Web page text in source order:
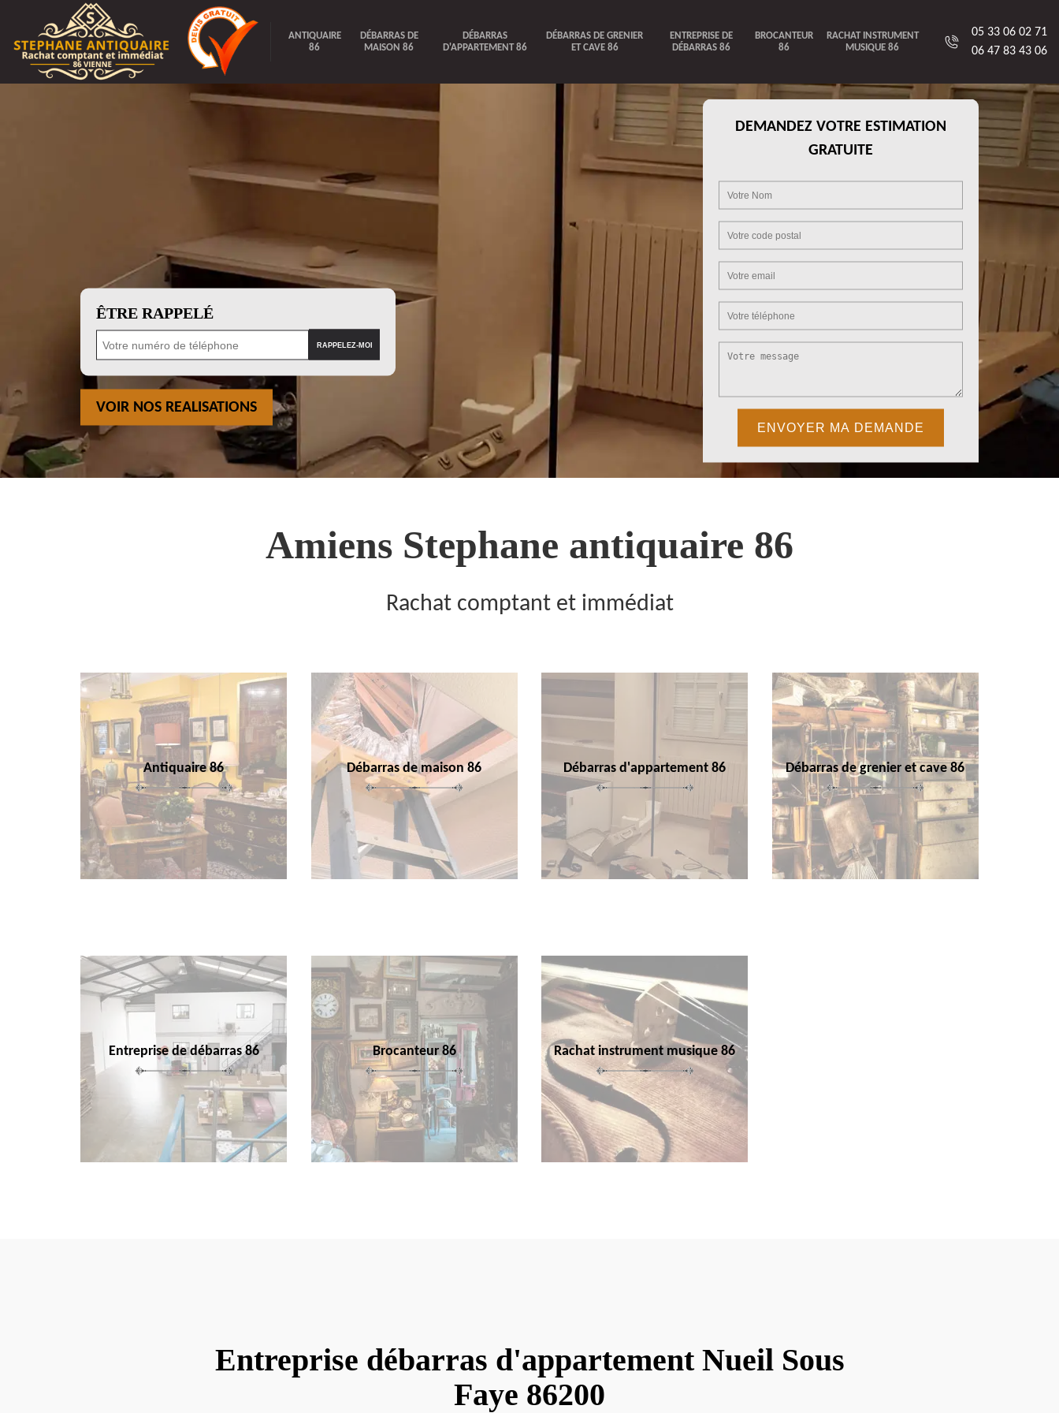
ANTIQUAIRE
86
DÉBARRAS DE
MAISON 86
DÉBARRAS
D'APPARTEMENT 86
DÉBARRAS DE GRENIER
ET CAVE 86
ENTREPRISE DE
DÉBARRAS 86
BROCANTEUR
86
RACHAT INSTRUMENT
MUSIQUE 86
05 33 06 02 71
06 47 83 43 06
ÊTRE RAPPELÉ
VOIR NOS REALISATIONS
DEMANDEZ VOTRE ESTIMATION
GRATUITE
Amiens Stephane antiquaire 86
Rachat comptant et immédiat
Antiquaire 86 Débarras de maison 86 Débarras d'appartement 86 Débarras de grenier et cave 86
Entreprise de débarras 86 Brocanteur 86 Rachat instrument musique 86
Entreprise débarras d'appartement Nueil Sous
Faye 86200